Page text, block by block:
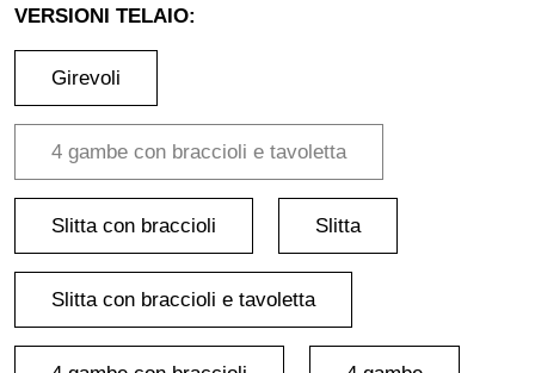
VERSIONI TELAIO:
Girevoli
4 gambe con braccioli e tavoletta
Slitta con braccioli Slitta
Slitta con braccioli e tavoletta